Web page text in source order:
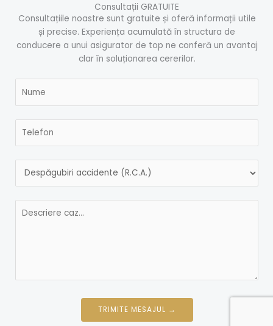
Consultații GRATUITE
Consultațiile noastre sunt gratuite și oferă informații utile
și precise. Experiența acumulată în structura de
conducere a unui asigurator de top ne conferă un avantaj
clar în soluționarea cererilor.